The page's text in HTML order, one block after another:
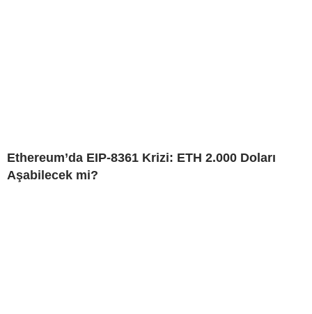
Ethereum’da EIP-8361 Krizi: ETH 2.000 Doları
Aşabilecek mi?